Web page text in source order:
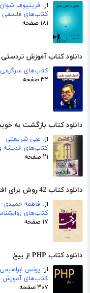
از: فریتیوف شوان
کتاب‌های فلسفی
۱۸۱ صفحه
دانلود کتاب آموزش
کتاب‌های سرگرمی
۳۲ صفحه
دانلود کتاب بازگشت به
از: علی شریعتی
کتاب‌های
۲۱ صفحه
دانلود کتاب 42 روش برای افزایش موفقیت
از: فاطمه حمیدی
کتاب‌های
۱۷ صفحه
دانلود کتاب PHP از بیخ
از: یونس ابراهیمی
کتاب‌های آموزش
۳۰۷ صفحه